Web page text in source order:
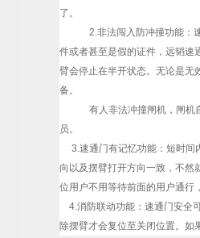
了。
2.非法闯入防冲撞功能：
件或者甚至是假的证件， 远韬速
臂会停止在半开状态。无论是无
备。
有人非法冲撞闸机，闸机
员。
3.速通门有记忆功能：短时间
向以及摆臂打开方向一致，不然
位用户不用等待前面的用户通行
4.消防联动功能：速通门安全
除摆臂才会复位至关闭位置。如